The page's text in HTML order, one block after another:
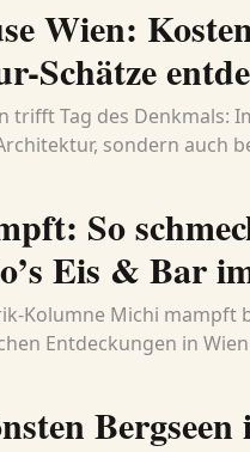
Wien:
Schätze
trifft Tag des Denkmals:
sondern auch
So
Eis & Bar
Kolumne Michi mampft
Entdeckungen in